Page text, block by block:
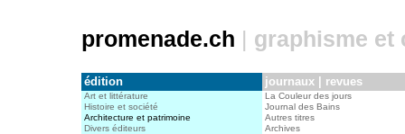
promenade.ch | graphisme et
édition
Art et littérature
Histoire et société
Architecture et patrimoine
Divers éditeurs
journaux | revues
La Couleur des jours
Journal des Bains
Autres titres
Archives